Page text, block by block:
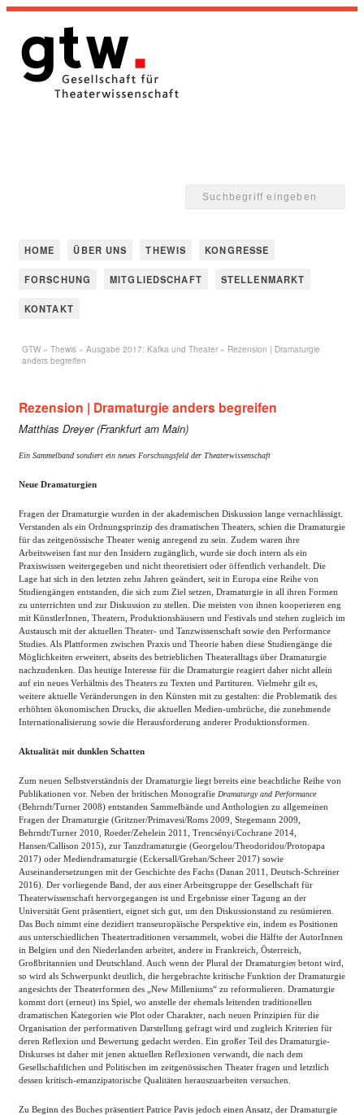
HOME ÜBER UNS THEWIS KONGRESSE
FORSCHUNG MITGLIEDSCHAFT STELLENMARKT
KONTAKT
GTW » Thewis » Ausgabe 2017: Kafka und Theater » Rezension | Dramaturgie
anders begreifen
Rezension | Dramaturgie anders begreifen
Matthias Dreyer (Frankfurt am Main)
Ein Sammelband sondiert ein neues Forschungsfeld der Theaterwissenschaft
Neue Dramaturgien
Fragen der Dramaturgie wurden in der akademischen Diskussion lange vernachlässigt.
Verstanden als ein Ordnungsprinzip des dramatischen Theaters, schien die Dramaturgie
für das zeitgenössische Theater wenig anregend zu sein. Zudem waren ihre
Arbeitsweisen fast nur den Insidern zugänglich, wurde sie doch intern als ein
Praxiswissen weitergegeben und nicht theoretisiert oder öffentlich verhandelt. Die
Lage hat sich in den letzten zehn Jahren geändert, seit in Europa eine Reihe von
Studiengängen entstanden, die sich zum Ziel setzen, Dramaturgie in all ihren Formen
zu unterrichten und zur Diskussion zu stellen. Die meisten von ihnen kooperieren eng
mit KünstlerInnen, Theatern, Produktionshäusern und Festivals und stehen zugleich im
Austausch mit der aktuellen Theater- und Tanzwissenschaft sowie den Performance
Studies. Als Plattformen zwischen Praxis und Theorie haben diese Studiengänge die
Möglichkeiten erweitert, abseits des betrieblichen Theateralltags über Dramaturgie
nachzudenken. Das heutige Interesse für die Dramaturgie reagiert daher nicht allein
auf ein neues Verhältnis des Theaters zu Texten und Partituren. Vielmehr gilt es,
weitere aktuelle Veränderungen in den Künsten mit zu gestalten: die Problematik des
erhöhten ökonomischen Drucks, die aktuellen Medien-umbrüche, die zunehmende
Internationalisierung sowie die Herausforderung anderer Produktionsformen.
Aktualität mit dunklen Schatten
Zum neuen Selbstverständnis der Dramaturgie liegt bereits eine beachtliche Reihe von
Publikationen vor. Neben der britischen Monografie Dramaturgy and Performance
(Behrndt/Turner 2008) entstanden Sammelbände und Anthologien zu allgemeinen
Fragen der Dramaturgie (Gritzner/Primavesi/Roms 2009, Stegemann 2009,
Behrndt/Turner 2010, Roeder/Zehelein 2011, Trencsényi/Cochrane 2014,
Hansen/Callison 2015), zur Tanzdramaturgie (Georgelou/Theodoridou/Protopapa
2017) oder Mediendramaturgie (Eckersall/Grehan/Scheer 2017) sowie
Auseinandersetzungen mit der Geschichte des Fachs (Danan 2011, Deutsch-Schreiner
2016). Der vorliegende Band, der aus einer Arbeitsgruppe der Gesellschaft für
Theaterwissenschaft hervorgegangen ist und Ergebnisse einer Tagung an der
Universität Gent präsentiert, eignet sich gut, um den Diskussionstand zu resümieren.
Das Buch nimmt eine dezidiert transeuropäische Perspektive ein, indem es Positionen
aus unterschiedlichen Theatertraditionen versammelt, wobei die Hälfte der AutorInnen
in Belgien und den Niederlanden arbeitet, andere in Frankreich, Österreich,
Großbritannien und Deutschland. Auch wenn der Plural der Dramaturgien betont wird,
so wird als Schwerpunkt deutlich, die hergebrachte kritische Funktion der Dramaturgie
angesichts der Theaterformen des „New Milleniums“ zu reformulieren. Dramaturgie
kommt dort (erneut) ins Spiel, wo anstelle der ehemals leitenden traditionellen
dramatischen Kategorien wie Plot oder Charakter, nach neuen Prinzipien für die
Organisation der performativen Darstellung gefragt wird und zugleich Kriterien für
deren Reflexion und Bewertung gedacht werden. Ein großer Teil des Dramaturgie-
Diskurses ist daher mit jenen aktuellen Reflexionen verwandt, die nach dem
Gesellschaftlichen und Politischen im zeitgenössischen Theater fragen und letztlich
dessen kritisch-emanzipatorische Qualitäten herauszuarbeiten versuchen.
Zu Beginn des Buches präsentiert Patrice Pavis jedoch einen Ansatz, der Dramaturgie